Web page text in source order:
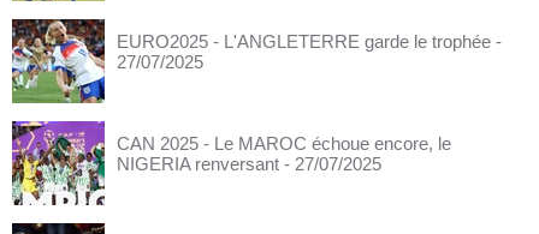
EURO2025 - L'ANGLETERRE garde le trophée -
27/07/2025
CAN 2025 - Le MAROC échoue encore, le
NIGERIA renversant - 27/07/2025